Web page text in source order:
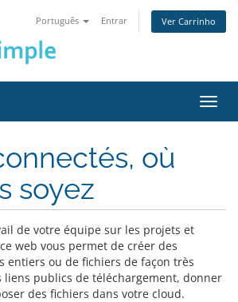
Português Entrar Ver Carrinho
où
soyez
de votre équipe sur les projets et
web vous permet de créer des
entiers ou de fichiers de façon très
liens publics de téléchargement, donner
des fichiers dans votre cloud.